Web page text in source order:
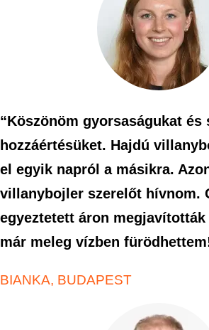
“Köszönöm gyorsaságukat és
hozzáértésüket. Hajdú
el egyik napról a másikra.
villanybojler szerelőt hívnom.
egyeztetett áron
már meleg vízben
BIANKA, BUDAPEST